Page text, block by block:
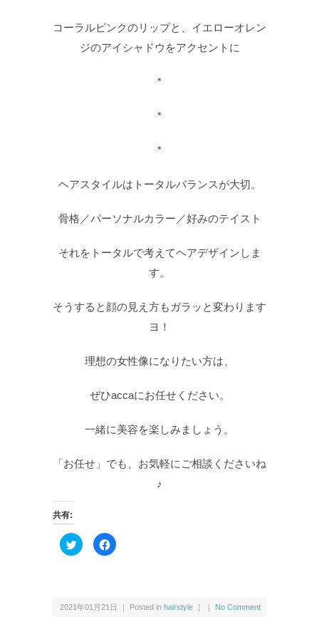
コーラルピンクのリップと、イエローオレン
ジのアイシャドウをアクセントに
*
*
*
ヘアスタイルはトータルバランスが大切。
骨格／パーソナルカラー／好みのテイスト
それをトータルで考えてヘアデザインしま
す。
そうすると顔の見え方もガラッと変わります
ヨ！
理想の女性像になりたい方は、
ぜひaccaにお任せください。
一緒に美容を楽しみましょう。
「お任せ」でも、お気軽にご相談くださいね
♪
共有:
ク
リ
w
i
F
a
k
で
2021年01月21日 ｜ Posted in hairstyle ｜ ｜ No Comment